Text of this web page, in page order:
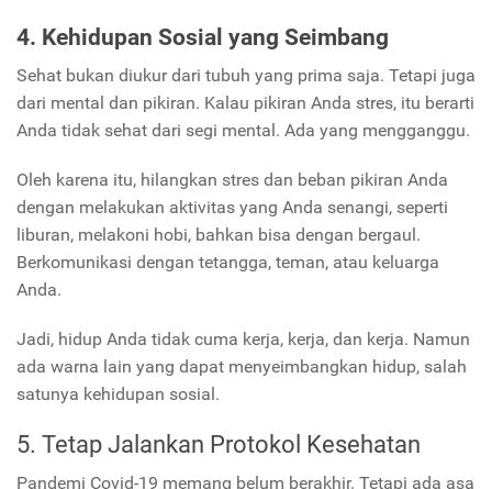
4. Kehidupan Sosial yang Seimbang
Sehat bukan diukur dari tubuh yang prima saja. Tetapi juga
dari mental dan pikiran. Kalau pikiran Anda stres, itu berarti
Anda tidak sehat dari segi mental. Ada yang mengganggu.
Oleh karena itu, hilangkan stres dan beban pikiran Anda
dengan melakukan aktivitas yang Anda senangi, seperti
liburan, melakoni hobi, bahkan bisa dengan bergaul.
Berkomunikasi dengan tetangga, teman, atau keluarga
Anda.
Jadi, hidup Anda tidak cuma kerja, kerja, dan kerja. Namun
ada warna lain yang dapat menyeimbangkan hidup, salah
satunya kehidupan sosial.
5. Tetap Jalankan Protokol Kesehatan
Pandemi Covid-19 memang belum berakhir. Tetapi ada asa